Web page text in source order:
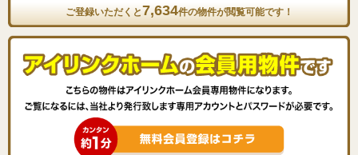
ご登録いただくと7,634件の物件が閲覧可能です！